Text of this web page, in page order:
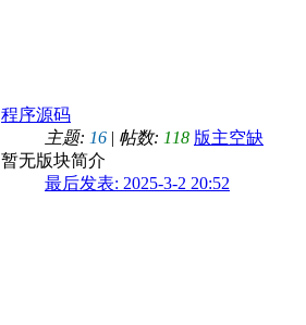
程序源码
主题: 16 | 帖数: 118 版主空缺
暂无版块简介
最后发表: 2025-3-2 20:52